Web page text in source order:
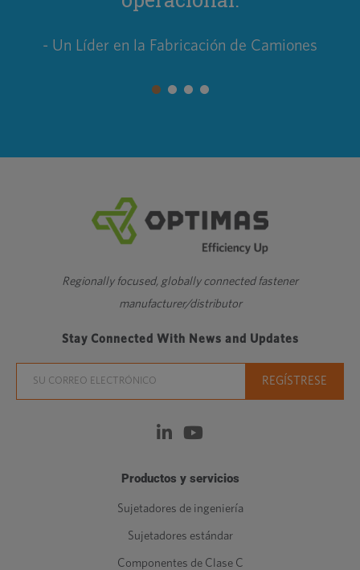
- Un Líder en la Fabricación de Camiones
Regionally focused, globally connected fastener
manufacturer/distributor
Stay Connected With News and Updates
Productos y servicios
Sujetadores de ingeniería
Sujetadores estándar
Componentes de Clase C